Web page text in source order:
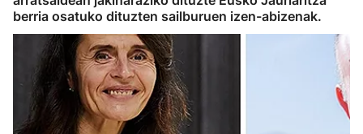
berria osatuko dituzten sailburuen izen-abizenak.